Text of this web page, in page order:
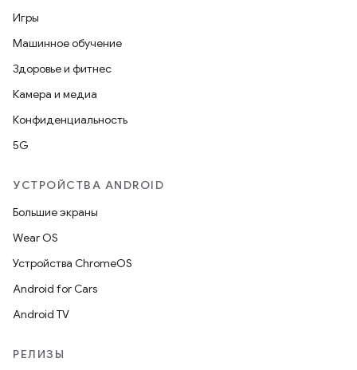
Игры
Машинное обучение
Здоровье и фитнес
Камера и медиа
Конфиденциальность
5G
УСТРОЙСТВА ANDROID
Большие экраны
Wear OS
Устройства ChromeOS
Android for Cars
Android TV
РЕЛИЗЫ